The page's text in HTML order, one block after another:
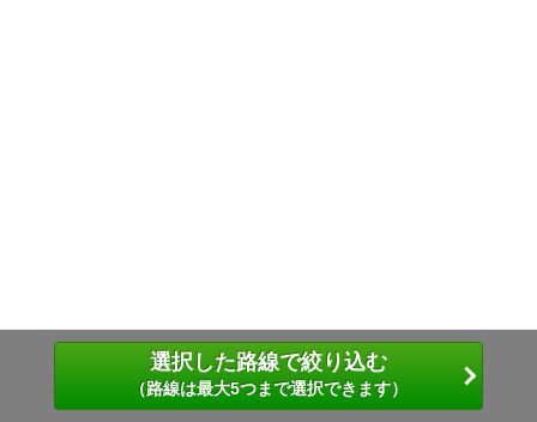
選択した路線で絞り込む
（路線は最大5つまで選択できます）